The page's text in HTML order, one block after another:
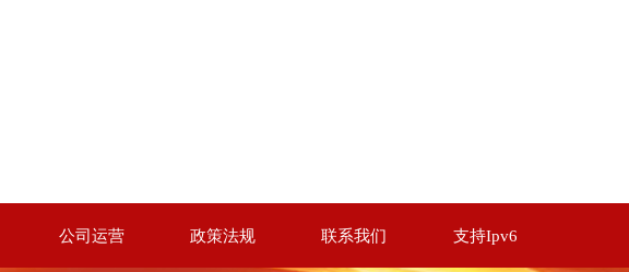
公司运营 政策法规 联系我们 支持Ipv6